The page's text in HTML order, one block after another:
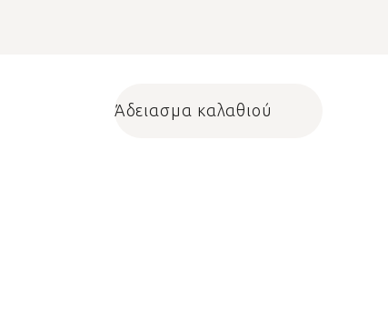
Shopping cart
Άδειασμα καλαθιού